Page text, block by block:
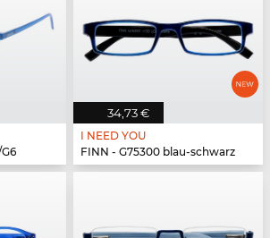
34,73 €
I NEED YOU
FINN - G75300 blau-schwarz